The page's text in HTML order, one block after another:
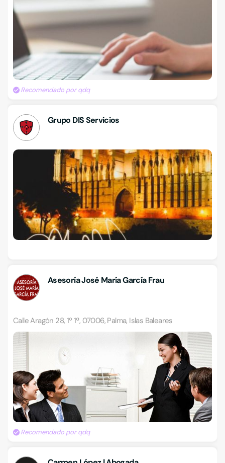
Recomendado por qdq
Grupo DIS Servicios
Asesoría José María García Frau
Calle Aragón 28, 1º 1ª, 07006, Palma, Islas Baleares
Recomendado por qdq